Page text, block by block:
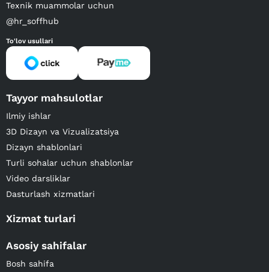
Texnik muammolar uchun
@hr_soffhub
To'lov usullari
Tayyor mahsulotlar
Ilmiy ishlar
3D Dizayn va Vizualizatsiya
Dizayn shablonlari
Turli sohalar uchun shablonlar
Video darsliklar
Dasturlash xizmatlari
Xizmat turlari
Asosiy sahifalar
Bosh sahifa